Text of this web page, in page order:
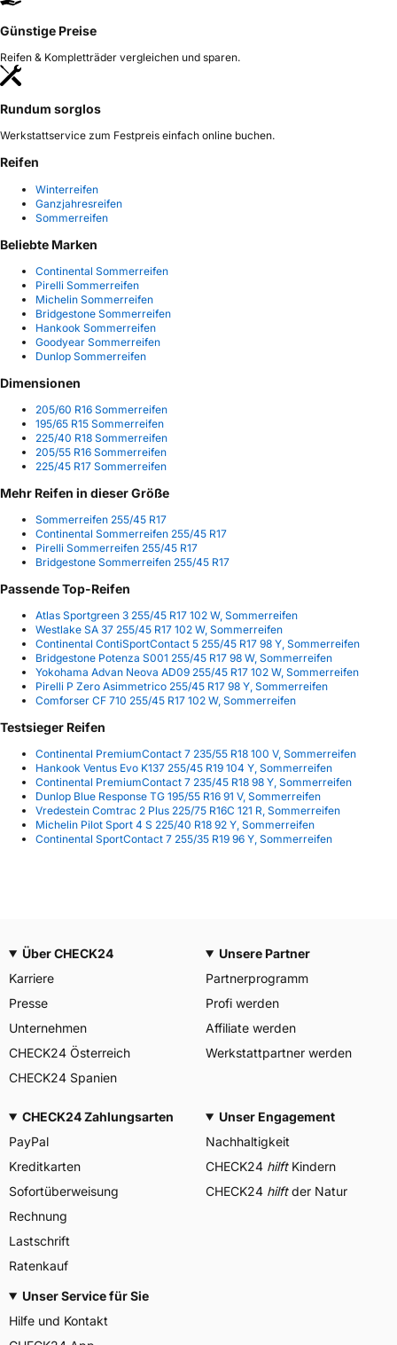
Günstige Preise
Reifen & Kompletträder vergleichen und sparen.
Rundum sorglos
Werkstattservice zum Festpreis einfach online buchen.
Reifen
Winterreifen
Ganzjahresreifen
Sommerreifen
Beliebte Marken
Continental Sommerreifen
Pirelli Sommerreifen
Michelin Sommerreifen
Bridgestone Sommerreifen
Hankook Sommerreifen
Goodyear Sommerreifen
Dunlop Sommerreifen
Dimensionen
205/60 R16 Sommerreifen
195/65 R15 Sommerreifen
225/40 R18 Sommerreifen
205/55 R16 Sommerreifen
225/45 R17 Sommerreifen
Mehr Reifen in dieser Größe
Sommerreifen 255/45 R17
Continental Sommerreifen 255/45 R17
Pirelli Sommerreifen 255/45 R17
Bridgestone Sommerreifen 255/45 R17
Passende Top-Reifen
Atlas Sportgreen 3 255/45 R17 102 W, Sommerreifen
Westlake SA 37 255/45 R17 102 W, Sommerreifen
Continental ContiSportContact 5 255/45 R17 98 Y, Sommerreifen
Bridgestone Potenza S001 255/45 R17 98 W, Sommerreifen
Yokohama Advan Neova AD09 255/45 R17 102 W, Sommerreifen
Pirelli P Zero Asimmetrico 255/45 R17 98 Y, Sommerreifen
Comforser CF 710 255/45 R17 102 W, Sommerreifen
Testsieger Reifen
Continental PremiumContact 7 235/55 R18 100 V, Sommerreifen
Hankook Ventus Evo K137 255/45 R19 104 Y, Sommerreifen
Continental PremiumContact 7 235/45 R18 98 Y, Sommerreifen
Dunlop Blue Response TG 195/55 R16 91 V, Sommerreifen
Vredestein Comtrac 2 Plus 225/75 R16C 121 R, Sommerreifen
Michelin Pilot Sport 4 S 225/40 R18 92 Y, Sommerreifen
Continental SportContact 7 255/35 R19 96 Y, Sommerreifen
Über CHECK24
Karriere
Presse
Unternehmen
CHECK24 Österreich
CHECK24 Spanien
Unsere Partner
Partnerprogramm
Profi werden
Affiliate werden
Werkstattpartner werden
CHECK24 Zahlungsarten
PayPal
Kreditkarten
Sofortüberweisung
Rechnung
Lastschrift
Ratenkauf
Unser Engagement
Nachhaltigkeit
CHECK24 hilftKindern
CHECK24 hilftder Natur
Unser Service für Sie
Hilfe und Kontakt